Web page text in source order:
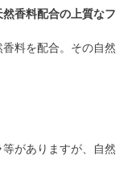
香料配合の上質なフ
料を配合。その自然
がありますが、自然